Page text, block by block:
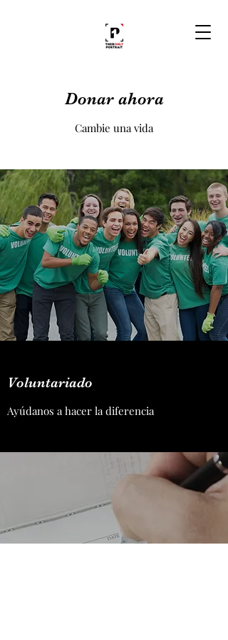
Donar ahora
Cambie una vida
Voluntariado
Ayúdanos a hacer la diferencia